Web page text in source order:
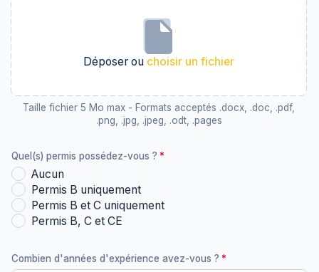
Déposer ou choisir un fichier
Taille fichier 5 Mo max - Formats acceptés .docx, .doc, .pdf,
.png, .jpg, .jpeg, .odt, .pages
Quel(s) permis possédez-vous ?
Aucun
Permis B uniquement
Permis B et C uniquement
Permis B, C et CE
Combien d'années d'expérience avez-vous ?